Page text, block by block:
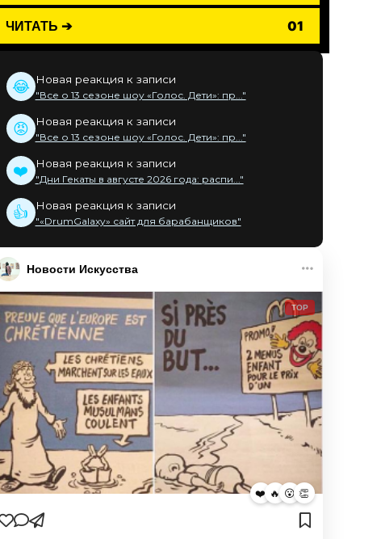
ЧИТАТЬ ➔ 01
😂 Новая реакция к записи
"Все о 13 сезоне шоу «Голос. Дети»: пр..."
😡 Новая реакция к записи
"Все о 13 сезоне шоу «Голос. Дети»: пр..."
❤️ Новая реакция к записи
"Дни Гекаты в августе 2026 года: распи..."
👍 Новая реакция к записи
"«DrumGalaxy» сайт для барабанщиков"
Новости Искусства
TOP
❤️ 🔥 😮 👏